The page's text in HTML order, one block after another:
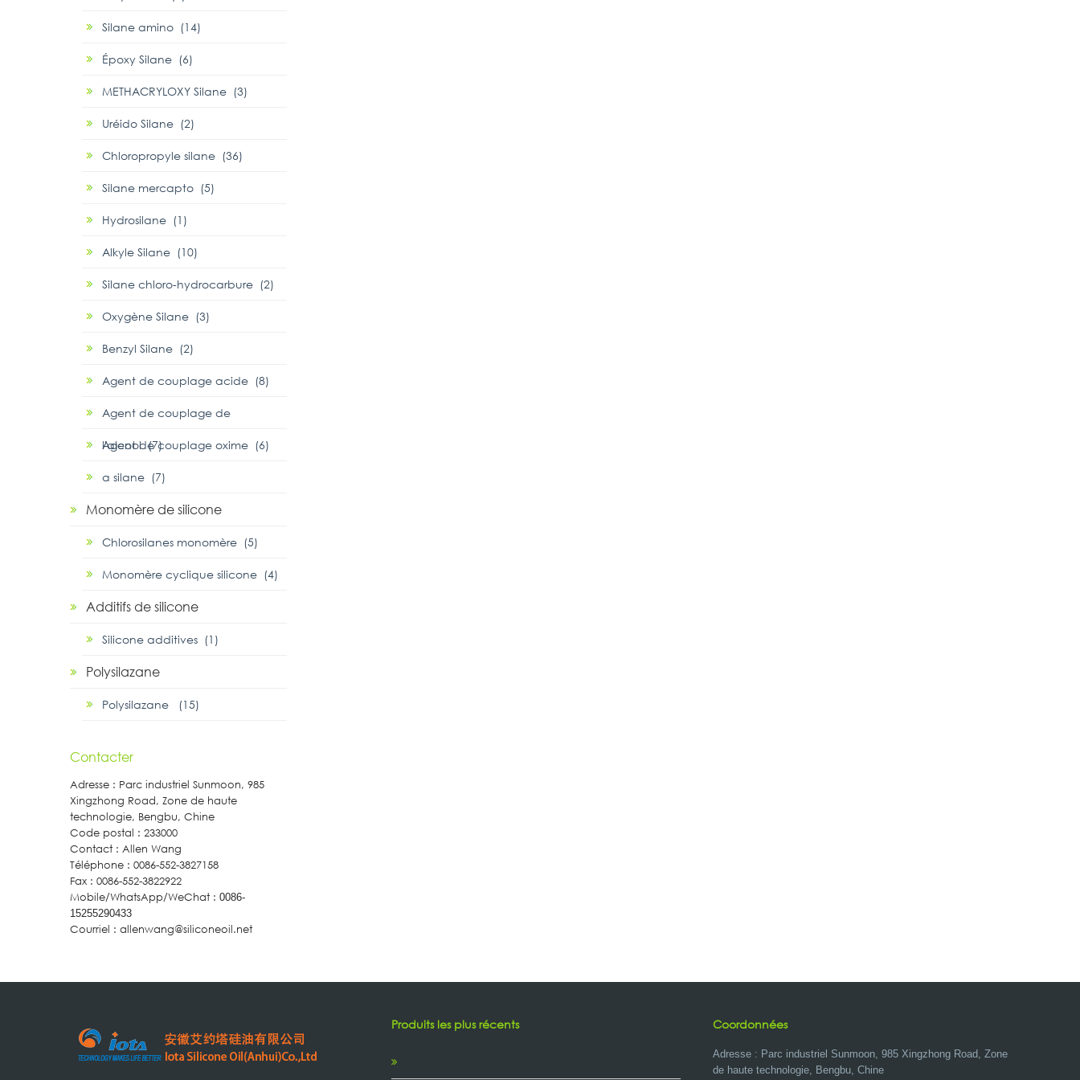
Silane amino (14)
Époxy Silane (6)
METHACRYLOXY Silane (3)
Uréido Silane (2)
Chloropropyle silane (36)
Silane mercapto (5)
Hydrosilane (1)
Alkyle Silane (10)
Silane chloro-hydrocarbure (2)
Oxygène Silane (3)
Benzyl Silane (2)
Agent de couplage acide (8)
Agent de couplage de
l'alcool (7)
Agent de couplage oxime (6)
α silane (7)
Monomère de silicone
Chlorosilanes monomère (5)
Monomère cyclique silicone (4)
Additifs de silicone
Silicone additives (1)
Polysilazane
Polysilazane (15)
Contacter
Adresse : Parc industriel Sunmoon, 985
Xingzhong Road, Zone de haute
technologie, Bengbu, Chine
Code postal : 233000
Contact : Allen Wang
Téléphone : 0086-552-3827158
Fax : 0086-552-3822922
Mobile/WhatsApp/WeChat : 0086-
15255290433
Courriel : allenwang@siliconeoil.net
Produits les plus récents Coordonnées
Adresse : Parc industriel Sunmoon, 985 Xingzhong Road, Zone
de haute technologie, Bengbu, Chine